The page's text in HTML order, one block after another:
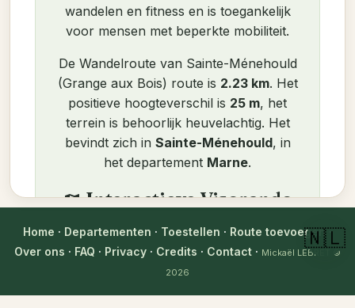
wandelen en fitness en is toegankelijk
voor mensen met beperkte mobiliteit.
De Wandelroute van Sainte-Ménehould
(Grange aux Bois) route is 2.23 km. Het
positieve hoogteverschil is 25 m, het
terrein is behoorlijk heuvelachtig. Het
bevindt zich in Sainte-Ménehould, in
het departement Marne.
mapInteractieve Visorando
kaart
Home · Departementen · Toestellen · Route toevoegen·
Over ons · FAQ · Privacy · Credits · Contact · Mickaël LEBRET
©
2026
🇳🇱